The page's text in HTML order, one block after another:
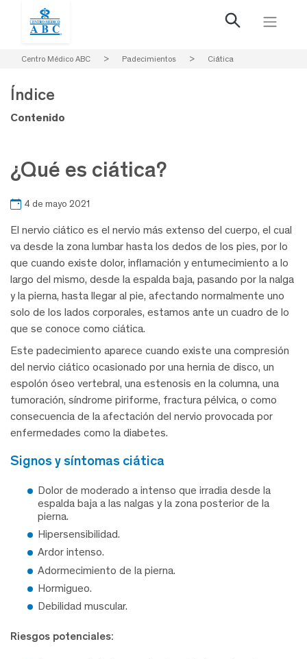
Centro Médico ABC > Padecimientos > Ciática
¿Qué es ciática?
4 de mayo 2021
El nervio ciático es el nervio más extenso del cuerpo, el cual
va desde la zona lumbar hasta los dedos de los pies, por lo
que cuando existe dolor, inflamación y entumecimiento a lo
largo del mismo, desde la espalda baja, pasando por la nalga
y la pierna, hasta llegar al pie, afectando normalmente uno
solo de los lados corporales, estamos ante un cuadro de lo
que se conoce como ciática.
Este padecimiento aparece cuando existe una compresión
del nervio ciático ocasionado por una hernia de disco, un
espolón óseo vertebral, una estenosis en la columna, una
tumoración, síndrome piriforme, fractura pélvica, o como
consecuencia de la afectación del nervio provocada por
enfermedades como la diabetes.
signos y síntomas ciática
Dolor de moderado a intenso que irradia desde la
espalda baja a las nalgas y la zona posterior de la
pierna.
Hipersensibilidad.
Ardor intenso.
Adormecimiento de la pierna.
Hormigueo.
Debilidad muscular.
Riesgos potenciales:
Índice
Contenido